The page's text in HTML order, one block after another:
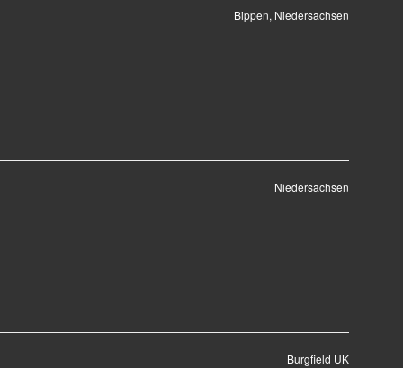
Bippen, Niedersachsen
Niedersachsen
Burgfield UK